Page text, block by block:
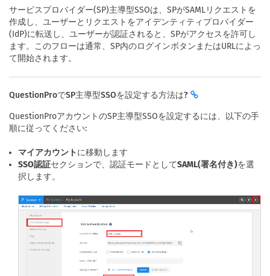
サービスプロバイダー(SP)主導型SSOは、SPがSAMLリクエストを
作成し、ユーザーとリクエストをアイデンティティプロバイダー
(IdP)に転送し、ユーザーが認証されると、SPがアクセスを許可し
ます。このフローは通常、SP内のログインボタンまたはURLによっ
て開始されます。
QuestionProでSP主導型SSOを設定する方法は?
QuestionProアカウントのSP主導型SSOを設定するには、以下の手
順に従ってください:
マイアカウント に移動します
SSO認証セクションで、認証モードとしてSAML(署名付き)を選
択します。